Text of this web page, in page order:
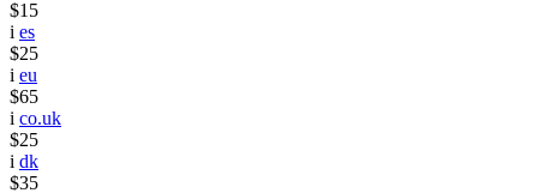
$15
i es
$25
i eu
$65
i co.uk
$25
i dk
$35